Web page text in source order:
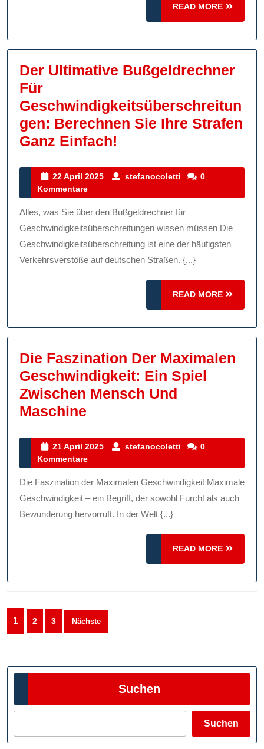
Teamgeist
Leidenschaft
READ MORE
READ
MORE
Der Ultimative Bußgeldrechner
Für
Geschwindigkeitsüberschreitun
Gen: Berechnen Sie Ihre Strafen
Ganz Einfach!
Bußgeldrechner
Berechnen
Sie
Ihre
Strafen
22 April 2025
22
2025
stefanocoletti stefanocoletti
0
Kommentare
Alles, was Sie über den Bußgeldrechner für
Geschwindigkeitsüberschreitungen wissen müssen Die
Geschwindigkeitsüberschreitung ist eine der häufigsten
Verkehrsverstöße auf deutschen Straßen. {...}
READ MORE
READ
MORE
Die Faszination Der Maximalen
Geschwindigkeit: Ein Spiel
Zwischen Mensch Und
Maschine
Der
Maximalen
Geschwindigkeit:
Ein
Spiel
Zwischen
Maschine
21 April 2025
21
2025
stefanocoletti stefanocoletti
0
Kommentare
Die Faszination der Maximalen Geschwindigkeit Maximale
Geschwindigkeit – ein Begriff, der sowohl Furcht als auch
Bewunderung hervorruft. In der Welt {...}
READ MORE
READ
MORE
Seitennummerierung
der
1 2 3 Nächste
Suchen
Suchen